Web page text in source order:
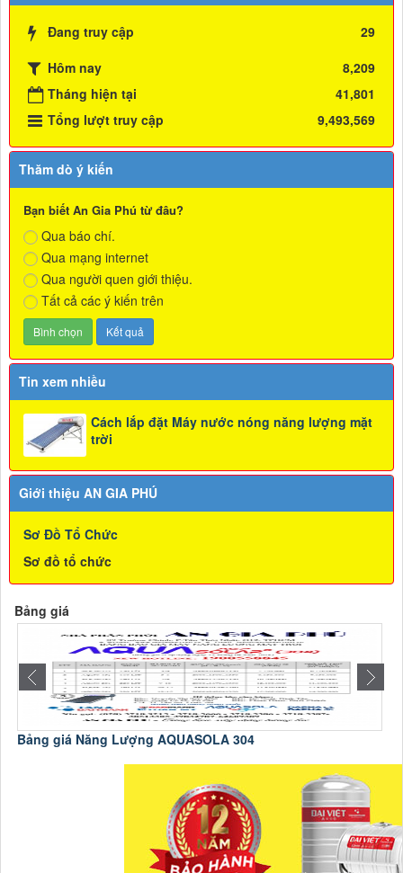
Đang truy cập
29
Hôm nay
8,209
Tháng hiện tại
41,801
Tổng lượt truy cập
9,493,569
Thăm dò ý kiến
Bạn biết An Gia Phú từ đâu?
Qua báo chí.
Qua mạng internet
Qua người quen giới thiệu.
Tất cả các ý kiến trên
Tin xem nhiều
Cách lắp đặt Máy nước nóng năng lượng mặt
trời
Giới thiệu AN GIA PHÚ
Sơ Đồ Tổ Chức
Sơ đồ tổ chức
Bảng giá
Bảng giá Năng Lượng AQUASOLA 304